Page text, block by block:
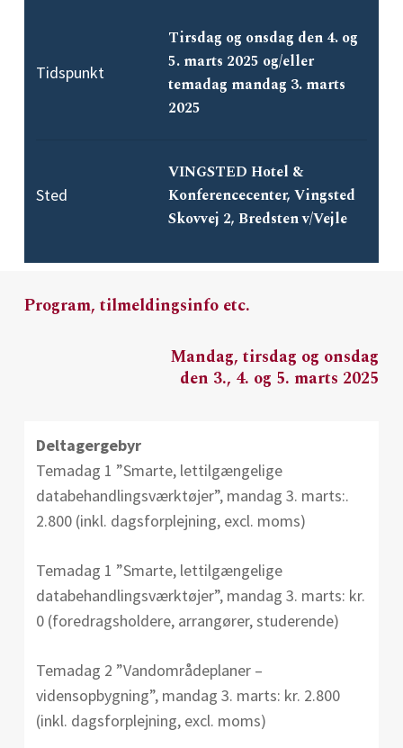
Tidspunkt
Tirsdag og onsdag den 4. og
5. marts 2025 og/eller
temadag mandag 3. marts
2025
Sted
VINGSTED Hotel &
Konferencecenter, Vingsted
Skovvej 2, Bredsten v/Vejle
Program, tilmeldingsinfo etc.
Mandag, tirsdag og onsdag
den 3., 4. og 5. marts 2025
Deltagergebyr
Temadag 1 ”Smarte, lettilgængelige
databehandlingsværktøjer”, mandag 3. marts:.
2.800 (inkl. dagsforplejning, excl. moms)
Temadag 1 ”Smarte, lettilgængelige
databehandlingsværktøjer”, mandag 3. marts: kr.
0 (foredragsholdere, arrangører, studerende)
Temadag 2 ”Vandområdeplaner –
vidensopbygning”, mandag 3. marts: kr. 2.800
(inkl. dagsforplejning, excl. moms)